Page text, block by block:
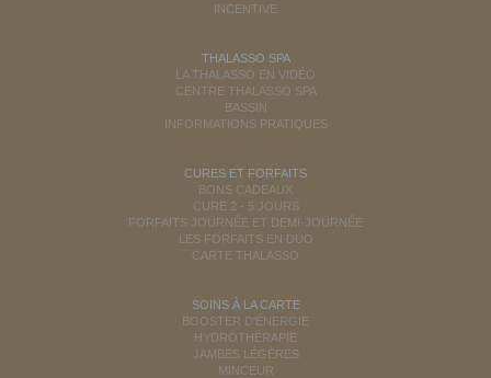
INCENTIVE
THALASSO SPA
LA THALASSO EN VIDÉO
CENTRE THALASSO SPA
BASSIN
INFORMATIONS PRATIQUES
CURES ET FORFAITS
BONS CADEAUX
CURE 2 - 5 JOURS
FORFAITS JOURNÉE ET DEMI-JOURNÉE
LES FORFAITS EN DUO
CARTE THALASSO
SOINS À LA CARTE
BOOSTER D'ÉNERGIE
HYDROTHÉRAPIE
JAMBES LÉGÈRES
MINCEUR